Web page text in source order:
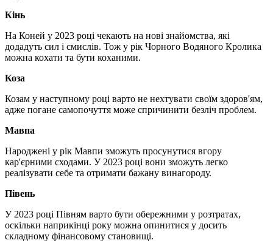
Кінь
На Коней у 2023 році чекають на нові знайомства, які
додадуть сил і смислів. Тож у рік Чорного Водяного Кролика
можна кохати та бути коханими.
Коза
Козам у наступному році варто не нехтувати своїм здоров'ям,
адже погане самопочуття може спричинити безліч проблем.
Мавпа
Народжені у рік Мавпи зможуть просунутися вгору
кар'єрними сходами. У 2023 році вони зможуть легко
реалізувати себе та отримати бажану винагороду.
Півень
У 2023 році Півням варто бути обережними у розтратах,
оскільки наприкінці року можна опинитися у досить
складному фінансовому становищі.